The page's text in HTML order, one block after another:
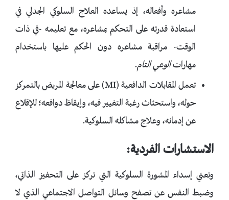
مشاعره وأفعاله، إذ يساعده العلاج السلوكي الجدلي في
استعادة قدرته على التحكم بمشاعره، مع تعليمه -في ذات
الوقت- مراقبة مشاعره دون الحكم عليها باستخدام
مهاراتالوعي التام.
تعمل المقابلات الدافعية (MI) على معالجة المريض بالتمركز
حوله، واستحثاث رغبة التغيير فيه، وإيقاظ دوافعه؛ للإقلاع
عن إدمانه، وعلاج مشاكله السلوكية.
الاستشارات الفردية:
وتعني إسداء المشورة السلوكية التي تركز على التحفيز الذاتي،
وضبط النفس عن تصفح وسائل التواصل الاجتماعي الذي لا